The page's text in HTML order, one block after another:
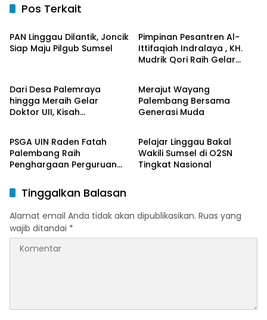
Pos Terkait
Berita Daerah
PAN Linggau Dilantik, Joncik
Siap Maju Pilgub Sumsel
Pimpinan Pesantren Al-
Ittifaqiah Indralaya , KH.
Mudrik Qori Raih Gelar
Nagham Al-Qur’an di UMM
Dari Desa Palemraya
hingga Meraih Gelar
Doktor UII, Kisah
Menjadi Driver Taksi Online
Berita Daerah
Merajut Wayang
Palembang Bersama
Generasi Muda
Berita Daerah
PSGA UIN Raden Fatah
Palembang Raih
Penghargaan Perguruan
Peringkat Pratama
Berita Daerah
Pelajar Linggau Bakal
Wakili Sumsel di O2SN
Tingkat Nasional
Tinggalkan Balasan
Alamat email Anda tidak akan dipublikasikan. Ruas yang
wajib ditandai *